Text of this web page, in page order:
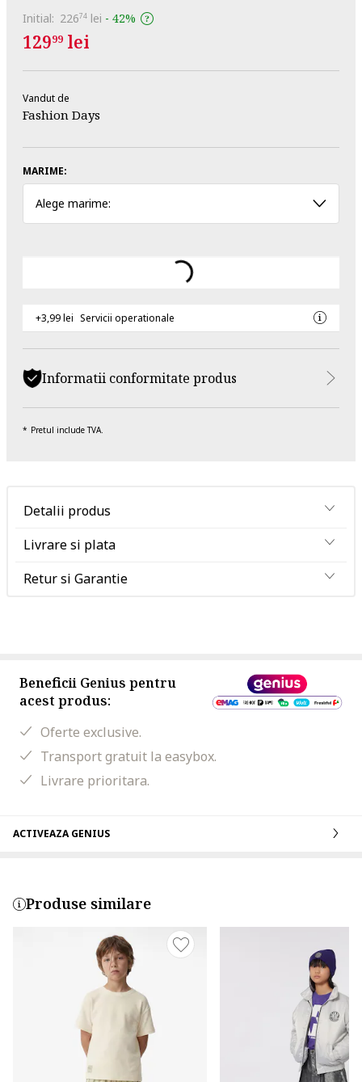
Initial: 22674 lei - 42%
12999 lei
Vandut de
Fashion Days
MARIME:
Alege marime:
+3,99 lei Servicii operationale
Informatii conformitate produs
Pretul include TVA.
Detalii produs
Livrare si plata
Retur si Garantie
Beneficii Genius pentru
acest produs:
Oferte exclusive.
Transport gratuit la easybox.
Livrare prioritara.
ACTIVEAZA GENIUS
Produse similare